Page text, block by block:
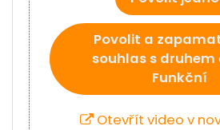
Povolit a
souhlas s druhem
Funkční
Otevřít video v